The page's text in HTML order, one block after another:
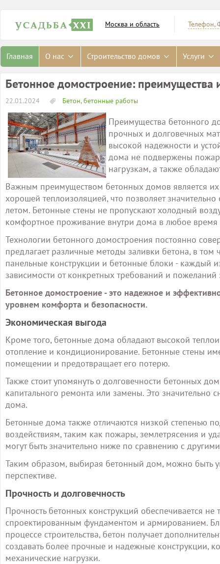
Телефон,
Москва и область
Главная О нас Строительство домов Услуги
Бетонное домостроение: преимущества
22.01.2024 Бетон, бетонные работы
Преимущества бетонного
прочных и долговечных
высокой надежности и
дома не подвержены
нагрузкам, а также
Важным преимуществом бетонных домов является их
хорошей теплоизоляцией, что позволяет
летом. Бетонные стены не пропускают холодный
комфортное проживание внутри дома в любое время
Технологии бетонного домостроения постоянно
предлагает различные методы заливки бетона, в
панельные конструкции и бетонные блоки - каждый
зависимости от конкретных требований и пожеланий
Бетонное домостроение - это надежное и
уровнем комфорта и безопасности.
Экономическая выгода
Кроме того, бетонные дома обладают высокой
отопление и кондиционирование. Бетонные стены
помещении и предотвращает его потерю.
Также стоит упомянуть о долговечности бетонных
капитального ремонта или замены. Это значительно
дома.
Бетонные дома также отличаются низкой степенью
воздействиям, таким как пожары, землетрясения и
могут быть значительно ниже по сравнению с
Таким образом, выбирая бетонный дом, можно быть
перспективе.
Прочность и долговечность
Прочность бетонных конструкций обеспечивается
спроектированным фундаментом и армированием.
процессе строительства, бетон получает
создавать более прочные и надежные конструкции,
механические нагрузки.